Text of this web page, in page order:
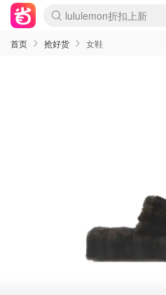
lululemon折扣上新
Sasa美妆护肤3.5折
SSENSE年中2.5折
FreshBeauty好价汇总
Cettire降价+叠9折
WWS Coles超市实拍
viagogo二手票捡漏
Myer超级周末
The Outnet奢牌1折起
David Jones 3折起
Flannels大牌1折
Perfumes Club护肤1折
AMIRO面罩$251
Amazon折扣汇总
eToro入金$200送$50
Amazon数码好物
ICONIC本周7.5折
ThedoubleF高奢地板价
Moose Knuckles 6折
丝芙兰5折起
EUFY摄像头$98
Selenichast首饰2折
Trip机票酒店促销
YSL送5件彩妆礼
Amazon家居好物
Amazon美妆护肤
雅漾大喷$8
过敏原检测盒$33
伊索独家赠50ml沐浴露
科颜氏高保湿面霜$29
SEALIFE海洋馆门票6折
丝塔芙大白罐$16
订阅Newsletter送香薰
Cult Beauty 6.8折
Harrods圣诞日历$525
LN-CC奢牌私促3折
d'Alba空姐喷雾$16
EVE LOM套装£56
Bernardelli独家4折
Adore Beauty 6折起
CT圣诞日历
Mytheresa奢品2.7折
Luxury Escapes 9折
Currentbody美容仪$881
MOON Garden Live
Roborock扫地机$649
Tingo Life水杯$24
Valentino官网5折
CR洗护套装$23
修丽可4件套$159
Myer彩妆2件7折
GANNI官网4.5折
Stylevana韩妆4折
Tessabit高奢8.5折
OGX洗发水$11
Amazon阿德莱德次日达
卡诗8.5折+赠礼
Philips Hue灯具8折
首页 抢好货 女鞋